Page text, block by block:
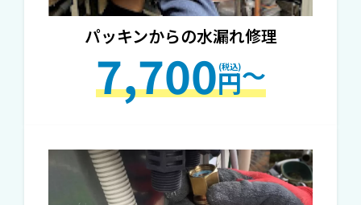
パッキンからの水漏れ修理
7,700円～